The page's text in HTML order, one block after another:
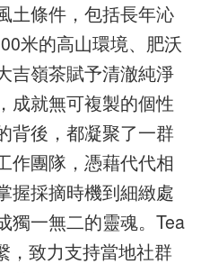
土條件，包括長年沁
米的高山環境、肥沃
吉嶺茶賦予清澈純淨
成就無可複製的個性
背後，都凝聚了一群
作團隊，憑藉代代相
握採摘時機到細緻處
獨一無二的靈魂。Tea
，致力支持當地社群